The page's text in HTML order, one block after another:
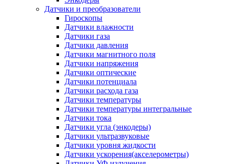
Датчики и преобразователи
Гироскопы
Датчики влажности
Датчики газа
Датчики давления
Датчики магнитного поля
Датчики напряжения
Датчики оптические
Датчики потенциала
Датчики расхода газа
Датчики температуры
Датчики температуры интегральные
Датчики тока
Датчики угла (энкодеры)
Датчики ультразвуковые
Датчики уровня жидкости
Датчики ускорения(акселерометры)